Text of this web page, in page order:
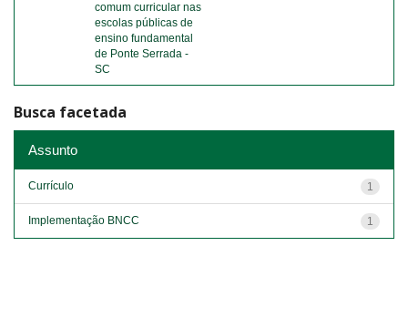
comum curricular nas
escolas públicas de
ensino fundamental
de Ponte Serrada -
SC
Busca facetada
Assunto
1
Currículo
1
Implementação BNCC